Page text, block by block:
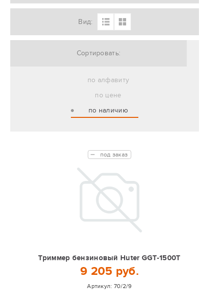
Вид:
Сортировать:
по алфавиту
по цене
по наличию
Триммер бензиновый Huter GGT-1500T
9 205 руб.
Артикул: 70/2/9
под заказ